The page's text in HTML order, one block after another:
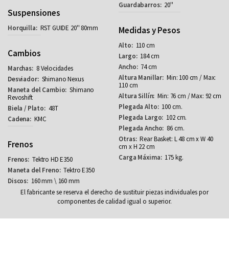
Suspensiones
RST GUIDE 20'' 80mm
Cambios
8 Velocidades
Shimano Nexus
Shimano
Revoshift
48T
KMC
Frenos
Tektro HD E350
Tektro E350
160 mm \ 160 mm
20''
Medidas y Pesos
110 cm
184 cm
74 cm
Min: 100 cm / Max:
110 cm
Min: 76 cm / Max: 92 cm
100 cm.
102 cm.
86 cm.
Rear Basket: L 48 cm x W 40
cm x H 22 cm
175 kg.
El fabricante se reserva el derecho de sustituir piezas individuales por
componentes de calidad igual o superior.